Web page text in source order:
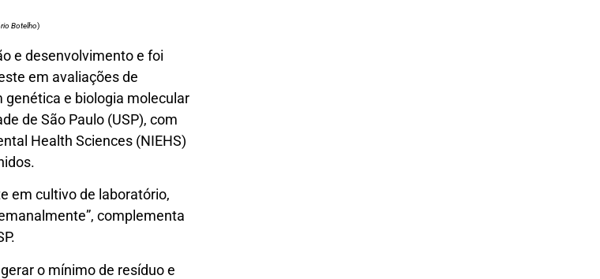
Botelho)
e desenvolvimento e foi
em avaliações de
genética e biologia molecular
de São Paulo (USP), com
Health Sciences (NIEHS)
em cultivo de laboratório,
complementa
o mínimo de resíduo e